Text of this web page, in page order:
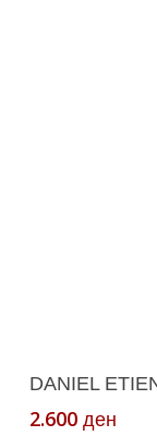
DANIEL
2.600 ден